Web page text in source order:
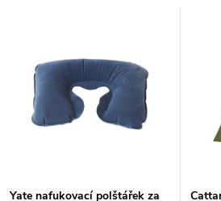
Abecedně
s
Yate nafukovací polštářek za